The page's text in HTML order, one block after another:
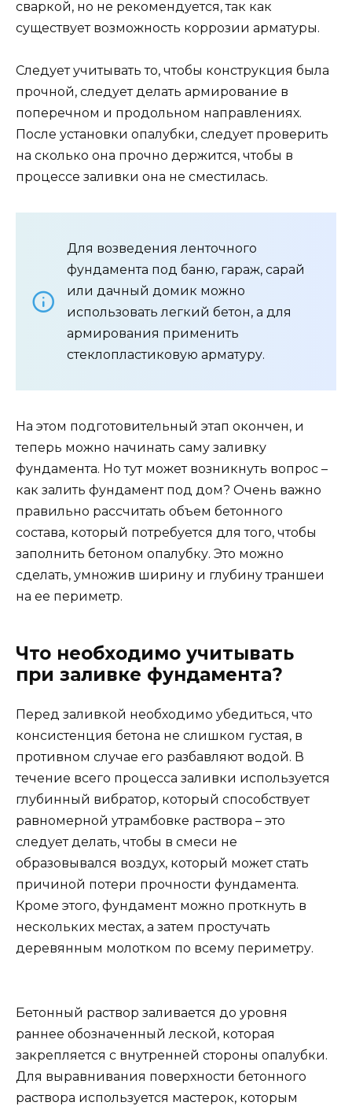
сваркой, но не рекомендуется, так как
существует возможность коррозии арматуры.
Следует учитывать то, чтобы конструкция была
прочной, следует делать армирование в
поперечном и продольном направлениях.
После установки опалубки, следует проверить
на сколько она прочно держится, чтобы в
процессе заливки она не сместилась.
Для возведения ленточного
фундамента под баню, гараж, сарай
или дачный домик можно
использовать легкий бетон, а для
армирования применить
стеклопластиковую арматуру.
На этом подготовительный этап окончен, и
теперь можно начинать саму заливку
фундамента. Но тут может возникнуть вопрос –
как залить фундамент под дом? Очень важно
правильно рассчитать объем бетонного
состава, который потребуется для того, чтобы
заполнить бетоном опалубку. Это можно
сделать, умножив ширину и глубину траншеи
на ее периметр.
Что необходимо учитывать
при заливке фундамента?
Перед заливкой необходимо убедиться, что
консистенция бетона не слишком густая, в
противном случае его разбавляют водой. В
течение всего процесса заливки используется
глубинный вибратор, который способствует
равномерной утрамбовке раствора – это
следует делать, чтобы в смеси не
образовывался воздух, который может стать
причиной потери прочности фундамента.
Кроме этого, фундамент можно проткнуть в
нескольких местах, а затем простучать
деревянным молотком по всему периметру.
Бетонный раствор заливается до уровня
раннее обозначенный леской, которая
закрепляется с внутренней стороны опалубки.
Для выравнивания поверхности бетонного
раствора используется мастерок, которым